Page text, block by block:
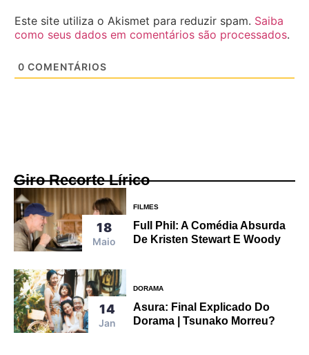
Este site utiliza o Akismet para reduzir spam. Saiba
como seus dados em comentários são processados.
0 COMENTÁRIOS
Giro Recorte Lírico
18
Maio
FILMES
Full Phil: A Comédia Absurda
De Kristen Stewart E Woody
14
Jan
DORAMA
Asura: Final Explicado Do
Dorama | Tsunako Morreu?